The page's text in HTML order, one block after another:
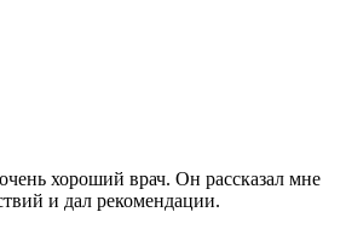
хороший врач. Он рассказал мне
и дал рекомендации.